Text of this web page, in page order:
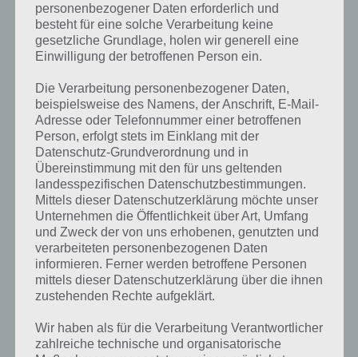
Kurze Begriffserklärung zur Lösung
Dünen
Dünen ist die Lösung für das tägliche Rätsel am 3.5.2019 in 4 Bilder 1
Wort, doch welche Bedeutung hat dieses eigentlich und was gibt es
dazu zu wissen? Passt das Wort auch zu Dubai? Zu bestimmten
Lösungen präsentieren wir daher auch immer eine kurze
Begriffserklärung!
Man hört oft von dem Wort “Düne” oder auch der Mehrzahl
“Dünen”. Die meisten verbinden dieses Wort mit der Wüste oder
dem Wasser. Doch was genau ist überhaupt eine Düne?
Kurz gesagt ist eine Düne eine Ablagerung von Sand. Dieser Sand
wurde vom Wind davor an diese Stelle geweht und anschließend hat
personenbezogener Daten erforderlich und
besteht für eine solche Verarbeitung keine
gesetzliche Grundlage, holen wir generell eine
Einwilligung der betroffenen Person ein.
Die Verarbeitung personenbezogener Daten,
beispielsweise des Namens, der Anschrift, E-Mail-
Adresse oder Telefonnummer einer betroffenen
Person, erfolgt stets im Einklang mit der
Datenschutz-Grundverordnung und in
Übereinstimmung mit den für uns geltenden
landesspezifischen Datenschutzbestimmungen.
Mittels dieser Datenschutzerklärung möchte unser
Unternehmen die Öffentlichkeit über Art, Umfang
und Zweck der von uns erhobenen, genutzten und
verarbeiteten personenbezogenen Daten
informieren. Ferner werden betroffene Personen
mittels dieser Datenschutzerklärung über die ihnen
zustehenden Rechte aufgeklärt.
Wir haben als für die Verarbeitung Verantwortlicher
zahlreiche technische und organisatorische